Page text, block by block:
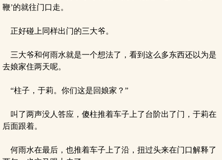
鞭’的就往门口走。
正好碰上同样出门的三大爷。
三大爷和何雨水就是一个想法了，看到这么多东西还以为是
去娘家住两天呢。
“柱子，于莉。你们这是回娘家？”
叫了两声没人答应，傻柱推着车子上了台阶出了门，于莉在
后面跟着。
何雨水在最后，也推着车子上了沿，扭过头来在门口解释了